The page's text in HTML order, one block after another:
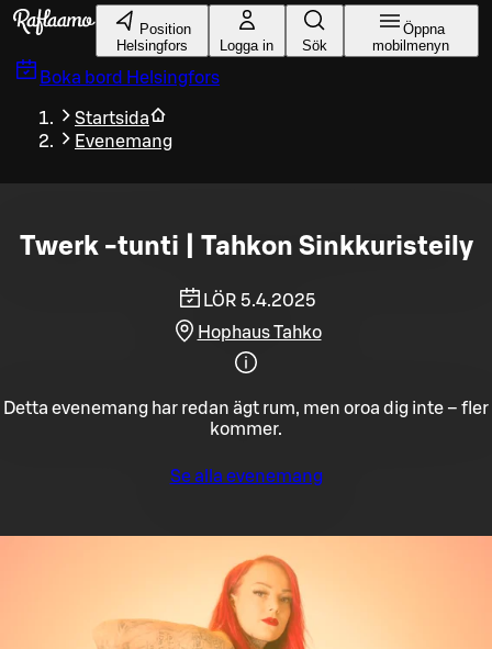
Gå till huvudinnehållet
Position
Helsingfors
Logga in Sök
Öppna
mobilmenyn
Boka bord Helsingfors
Startsida
Evenemang
Twerk -tunti | Tahkon Sinkkuristeily
LÖR 5.4.2025
Hophaus Tahko
Detta evenemang har redan ägt rum, men oroa dig inte – fler
kommer.
Se alla evenemang